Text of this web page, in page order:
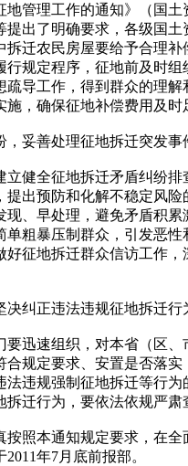
理工作的通知》（国土
提出了明确要求，各级国
拆迁农民房屋要给予合理
行规定程序，征地前及时
疏导工作，得到群众的理
，确保征地补偿费用及
妥善处理征地拆迁突发事
全征地拆迁矛盾纠纷排
提出预防和化解不稳定风
现、早处理，避免矛盾积
单粗暴压制群众，引发恶
好征地拆迁群众信访工作
纠正违法违规征地拆迁行
速组织，对本省（区、
合规定要求、安置是否落
法违规强制征地拆迁等行
迁行为，要依法依规严肃
本通知规定要求，在全
年7月底前报部。